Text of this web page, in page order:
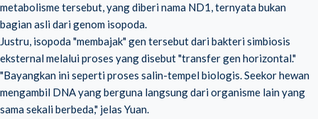
metabolisme tersebut, yang diberi nama ND1, ternyata bukan
bagian asli dari genom isopoda.
Justru, isopoda "membajak" gen tersebut dari bakteri simbiosis
eksternal melalui proses yang disebut "transfer gen horizontal."
"Bayangkan ini seperti proses salin-tempel biologis. Seekor hewan
mengambil DNA yang berguna langsung dari organisme lain yang
sama sekali berbeda," jelas Yuan.